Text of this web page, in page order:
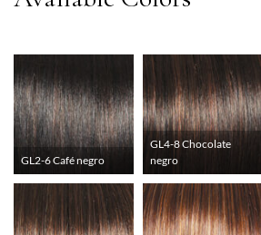
GL2-6 Café negro
GL4-8 Chocolate
negro